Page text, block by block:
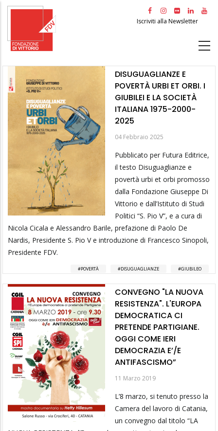
Salta
principale
Iscriviti alla Newsletter
DISUGUAGLIANZE E
POVERTÀ URBI ET ORBI. I
GIUBILEI E LA SOCIETÀ
ITALIANA 1975-2000-
2025
04 Febbraio 2025
Pubblicato per Futura Editrice,
il testo Disuguaglianze e
povertà urbi et orbi promosso
dalla Fondazione Giuseppe Di
Vittorio e dall’Istituto di Studi
Politici “S. Pio V”, e a cura di
Nicola Cicala e Alessandro Barile, prefazione di Paolo De
Nardis, Presidente S. Pio V e introduzione di Francesco Sinopoli,
Presidente FDV.
POVERTÀ DISUGUAGLIANZE GIUBILEO
CONVEGNO "LA NUOVA
RESISTENZA". L'EUROPA
DEMOCRATICA CI
PRETENDE PARTIGIANE.
OGGI COME IERI
DEMOCRAZIA E’/E
ANTIFASCISMO”
11 Marzo 2019
L’8 marzo, si tenuto presso la
Camera del lavoro di Catania,
un convegno dal titolo “LA